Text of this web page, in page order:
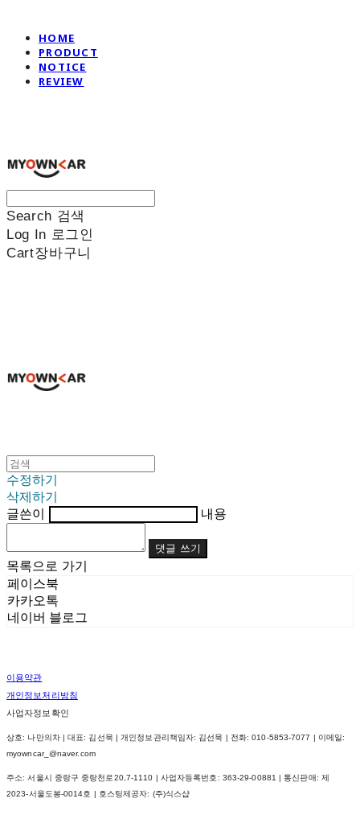
HOME
PRODUCT
NOTICE
REVIEW
Search 검색
Log In 로그인
Cart장바구니
수정하기
삭제하기
글쓴이
내용
댓글 쓰기
목록으로 가기
페이스북
카카오톡
네이버 블로그
이용약관
개인정보처리방침
사업자정보확인
상호: 나만의차 | 대표: 김선묵 | 개인정보관리책임자: 김선묵 | 전화: 010-5853-7077 | 이메일:
myowncar_@naver.com
주소: 서울시 중랑구 중랑천로20,7-1110 | 사업자등록번호: 363-29-00881 | 통신판매: 제
2023-서울도봉-0014호
| 호스팅제공자: (주)식스샵